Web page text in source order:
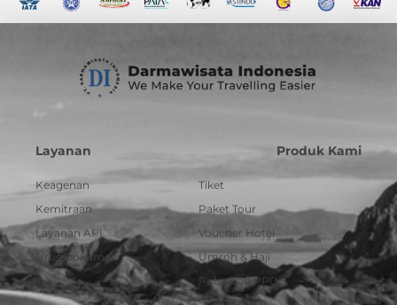
Layanan
Keagenan
Kemitraan
Layanan API
Urus Dokumen
Produk Kami
Tiket
Paket Tour
Voucher Hotel
Umroh & Haji
Pulsa dan PPOB